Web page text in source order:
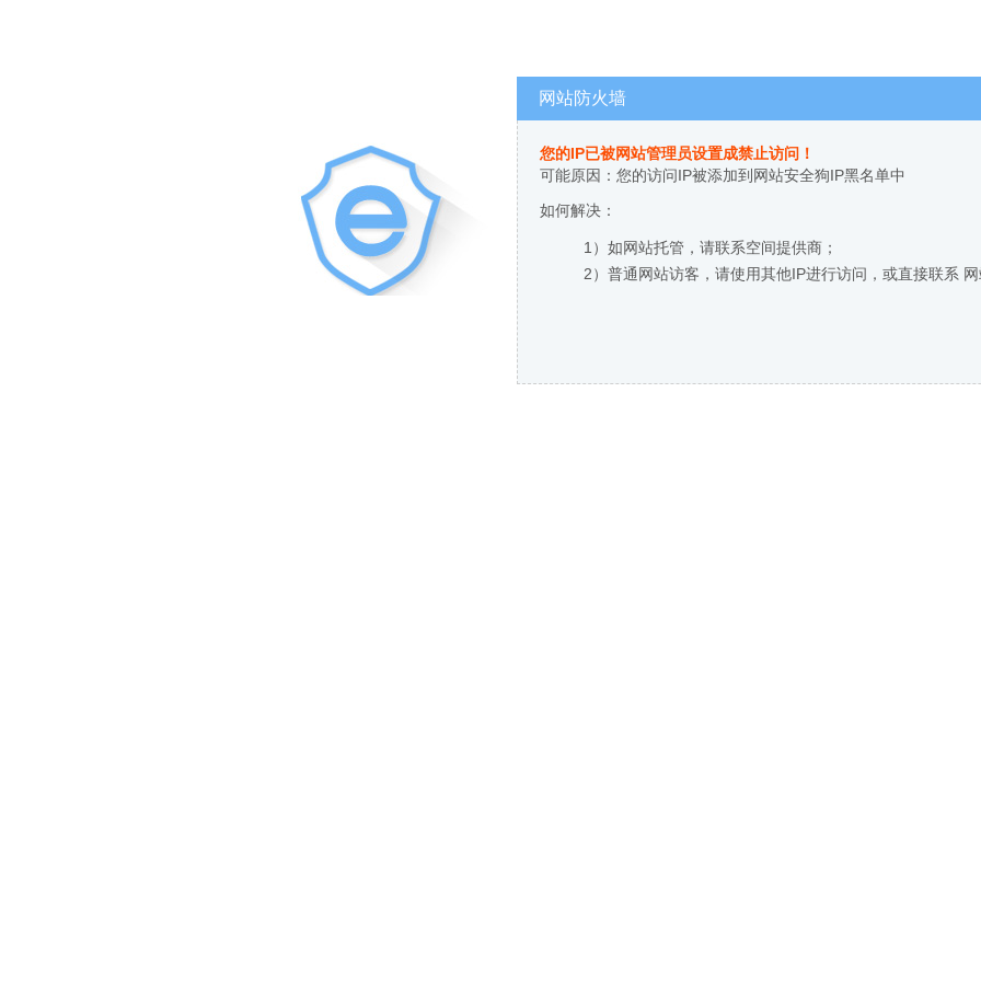
网站防火墙
您的IP已被网站管理员设置成禁止访问！
可能原因：您的访问IP被添加到网站安全狗IP黑名单中
如何解决：
1）如网站托管，请联系空间提供商；
2）普通网站访客，请使用其他IP进行访问，或直接联系 网